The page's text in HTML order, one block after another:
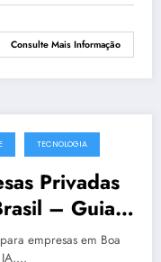
Consulte Mais Informação
TECNOLOGIA
Privadas
– Guia
empresas em Boa
IA,…